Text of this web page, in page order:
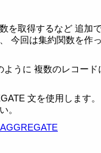
を取得するなど 追加
今回は集約関数を作
ように 複数のレコード
文を使用します。
。